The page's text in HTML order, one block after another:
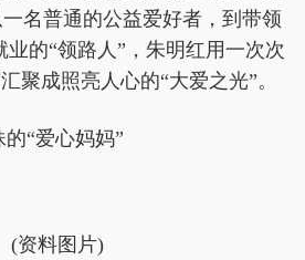
名普通的公益爱好者，到带领
的“领路人”，朱明红用一次次
聚成照亮人心的“大爱之光”。
“爱心妈妈”
(资料图片)